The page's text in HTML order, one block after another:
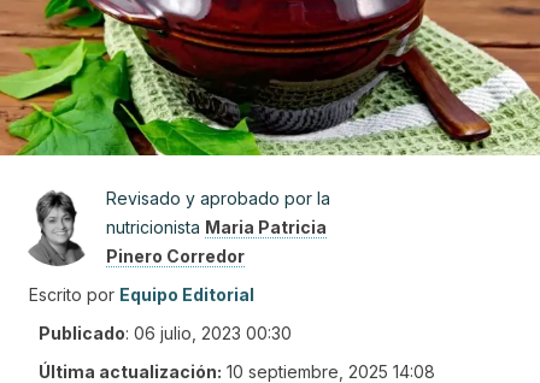
Revisado y aprobado por la
nutricionista Maria Patricia
Pinero Corredor
Escrito por Equipo Editorial
Publicado: 06 julio, 2023 00:30
Última actualización: 10 septiembre, 2025 14:08